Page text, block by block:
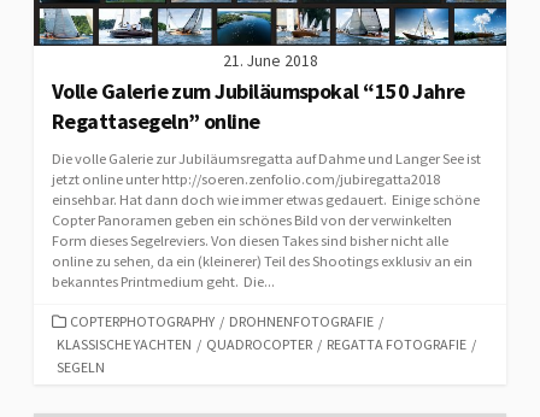
21. June 2018
Volle Galerie zum Jubiläumspokal “150 Jahre
Regattasegeln” online
Die volle Galerie zur Jubiläumsregatta auf Dahme und Langer See ist
jetzt online unter http://soeren.zenfolio.com/jubiregatta2018
einsehbar. Hat dann doch wie immer etwas gedauert. Einige schöne
Copter Panoramen geben ein schönes Bild von der verwinkelten
Form dieses Segelreviers. Von diesen Takes sind bisher nicht alle
online zu sehen, da ein (kleinerer) Teil des Shootings exklusiv an ein
bekanntes Printmedium geht. Die...
CATEGORIES
COPTERPHOTOGRAPHY / DROHNENFOTOGRAFIE /
KLASSISCHE YACHTEN / QUADROCOPTER / REGATTA FOTOGRAFIE /
SEGELN